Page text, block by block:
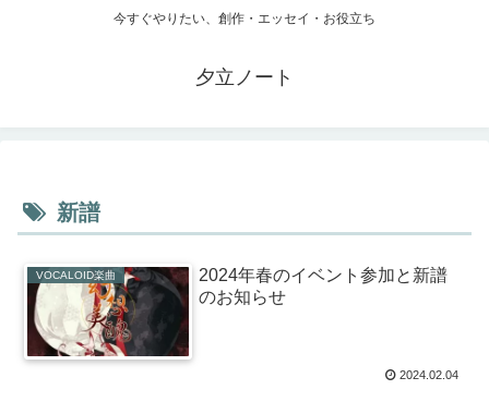
今すぐやりたい、創作・エッセイ・お役立ち
夕立ノート
新譜
VOCALOID楽曲
2024年春のイベント参加と新譜
のお知らせ
2024.02.04